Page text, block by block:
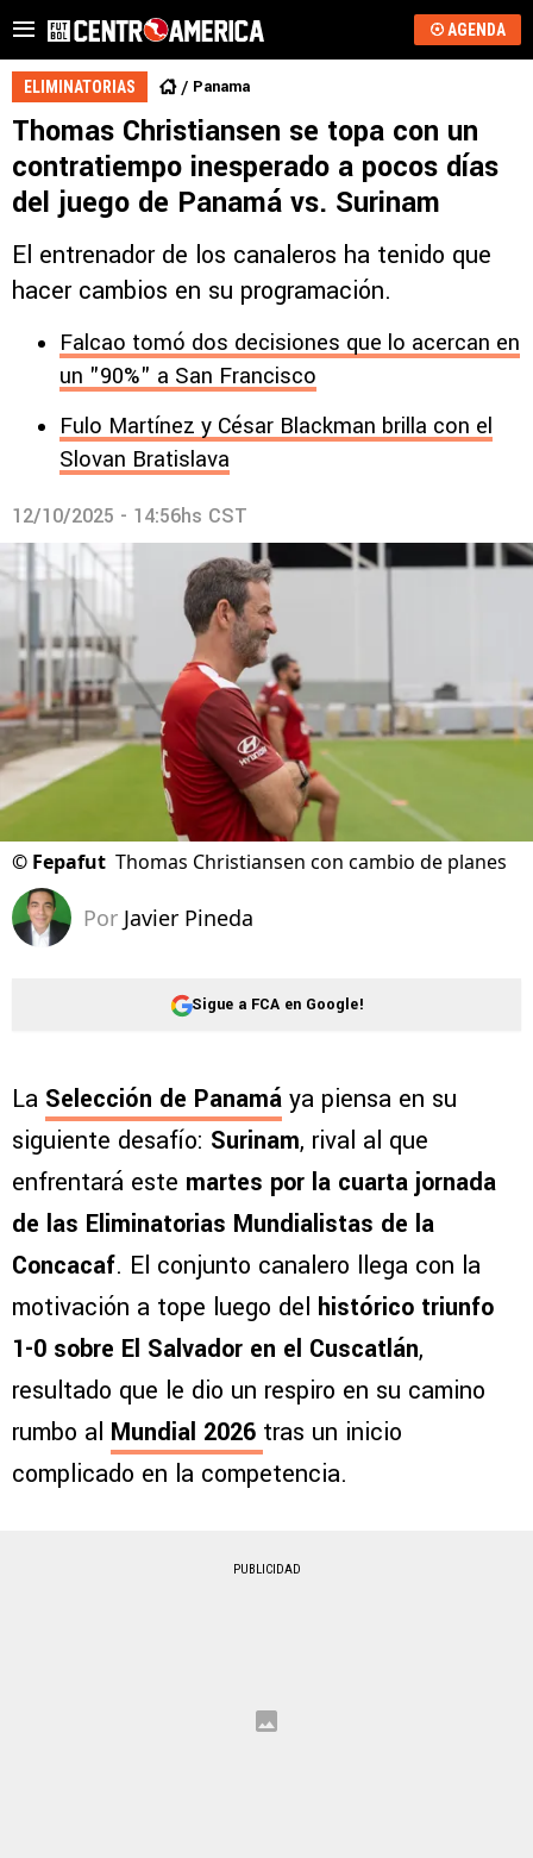
AGENDA
ELIMINATORIAS Panama
Thomas Christiansen se topa con un
contratiempo inesperado a pocos días
del juego de Panamá vs. Surinam
El entrenador de los canaleros ha tenido que
hacer cambios en su programación.
Falcao tomó dos decisiones que lo acercan en
un "90%" a San Francisco
Fulo Martínez y César Blackman brilla con el
Slovan Bratislava
12/10/2025 - 14:56hs CST
© Fepafut Thomas Christiansen con cambio de planes
Por Javier Pineda
Sigue a FCA en Google!
La Selección de Panamá ya piensa en su
siguiente desafío: Surinam, rival al que
enfrentará este martes por la cuarta jornada
de las Eliminatorias Mundialistas de la
Concacaf. El conjunto canalero llega con la
motivación a tope luego del histórico triunfo
1-0 sobre El Salvador en el Cuscatlán,
resultado que le dio un respiro en su camino
rumbo al Mundial 2026 tras un inicio
complicado en la competencia.
PUBLICIDAD